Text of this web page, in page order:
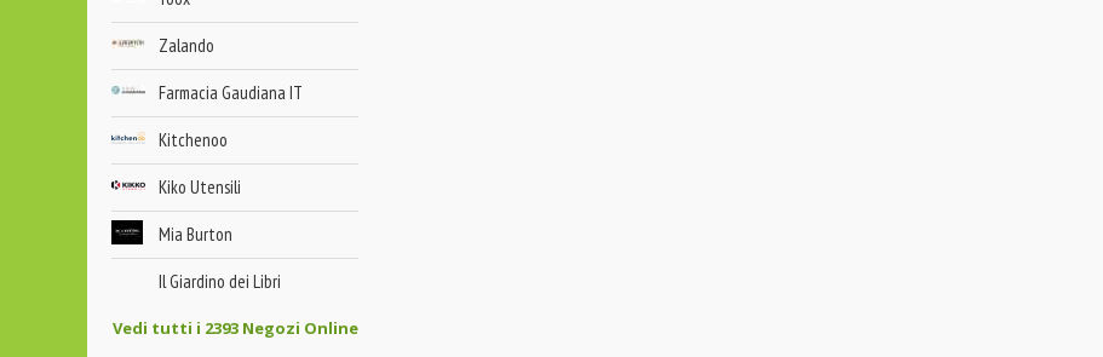
Zalando
Farmacia Gaudiana IT
Kitchenoo
Kiko Utensili
Mia Burton
Il Giardino dei Libri
Vedi tutti i 2393 Negozi Online